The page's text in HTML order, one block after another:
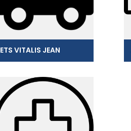
ETS VITALIS JEAN